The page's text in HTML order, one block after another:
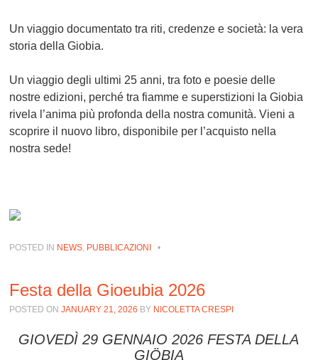
Un viaggio documentato tra riti, credenze e società: la vera
storia della Giobia.
Un viaggio degli ultimi 25 anni, tra foto e poesie delle
nostre edizioni, perché tra fiamme e superstizioni la Giobia
rivela l’anima più profonda della nostra comunità. Vieni a
scoprire il nuovo libro, disponibile per l’acquisto nella
nostra sede!
POSTED IN NEWS, PUBBLICAZIONI •
Festa della Gioeubia 2026
POSTED ONJANUARY 21, 2026 BY NICOLETTA CRESPI
GIOVEDÌ 29 GENNAIO 2026 FESTA DELLA
GIÖBIA